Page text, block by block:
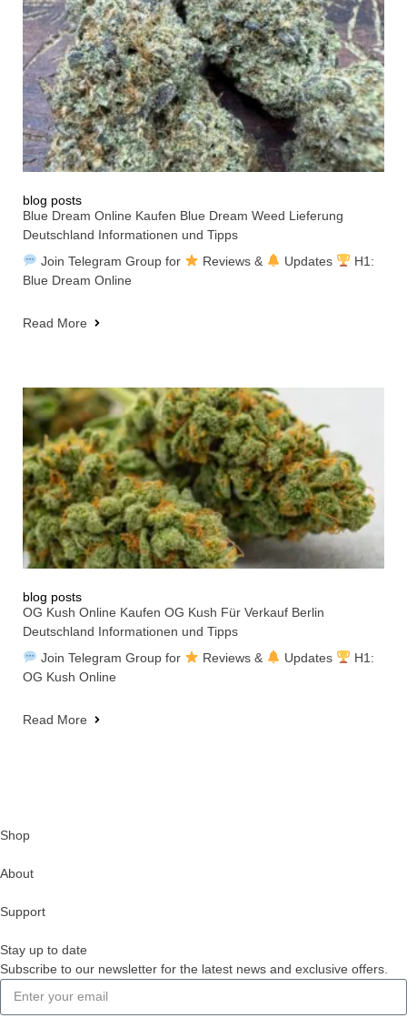
blog posts
Blue Dream Online Kaufen Blue Dream Weed Lieferung
Deutschland Informationen und Tipps
Join Telegram Group for
Reviews & Updates
H1:
Blue Dream Online
Read More
blog posts
OG Kush Online Kaufen OG Kush Für Verkauf Berlin
Deutschland Informationen und Tipps
Join Telegram Group for
Reviews & Updates
H1:
OG Kush Online
Read More
Shop
About
Support
Stay up to date
Subscribe to our newsletter for the latest news and exclusive offers.